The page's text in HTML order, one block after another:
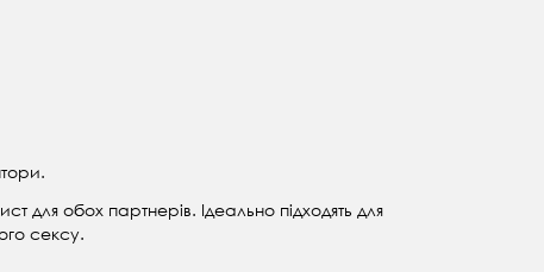
для обох партнерів. Ідеально підходять для
сексу.